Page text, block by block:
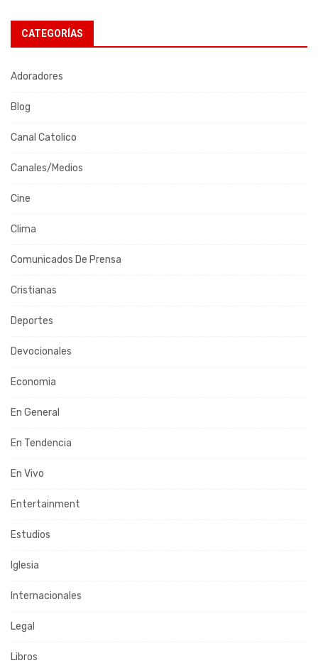
CATEGORÍAS
Adoradores
Blog
Canal Catolico
Canales/Medios
Cine
Clima
Comunicados De Prensa
Cristianas
Deportes
Devocionales
Economia
En General
En Tendencia
En Vivo
Entertainment
Estudios
Iglesia
Internacionales
Legal
Libros